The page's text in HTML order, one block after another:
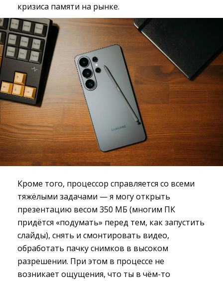
кризиса памяти на рынке.
Кроме того, процессор справляется со всеми
тяжёлыми задачами — я могу открыть
презентацию весом 350 МБ (многим ПК
придётся «подумать» перед тем, как запустить
слайды), снять и смонтировать видео,
обработать пачку снимков в высоком
разрешении. При этом в процессе не
возникает ощущения, что ты в чём-то